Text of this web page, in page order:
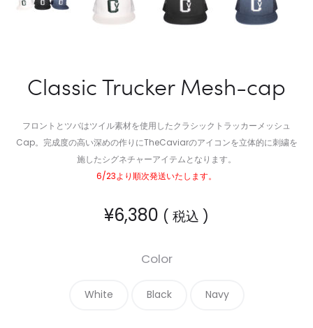
Classic Trucker Mesh-cap
フロントとツバはツイル素材を使用したクラシックトラッカーメッシュ
Cap。完成度の高い深めの作りにTheCaviarのアイコンを立体的に刺繍を
施したシグネチャーアイテムとなります。
6/23より順次発送いたします。
¥6,380 ( 税込 )
Color
White Black Navy